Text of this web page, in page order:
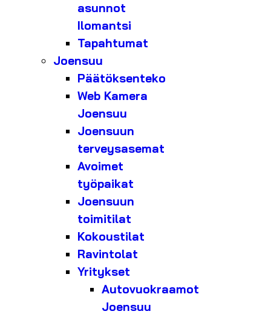
asunnot
Ilomantsi
Tapahtumat
Joensuu
Päätöksenteko
Web Kamera
Joensuu
Joensuun
terveysasemat
Avoimet
työpaikat
Joensuun
toimitilat
Kokoustilat
Ravintolat
Yritykset
Autovuokraamot
Joensuu